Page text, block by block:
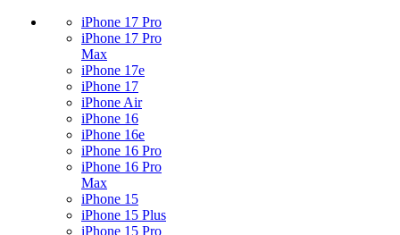
iPhone 17 Pro
iPhone 17 Pro
Max
iPhone 17e
iPhone 17
iPhone Air
iPhone 16
iPhone 16e
iPhone 16 Pro
iPhone 16 Pro
Max
iPhone 15
iPhone 15 Plus
iPhone 15 Pro